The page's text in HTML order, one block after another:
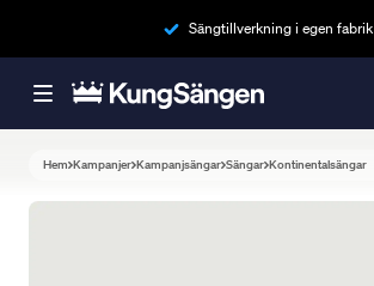
Sängtillverkning i egen fabrik
Hem Kampanjer Kampanjsängar Sängar Kontinentalsängar